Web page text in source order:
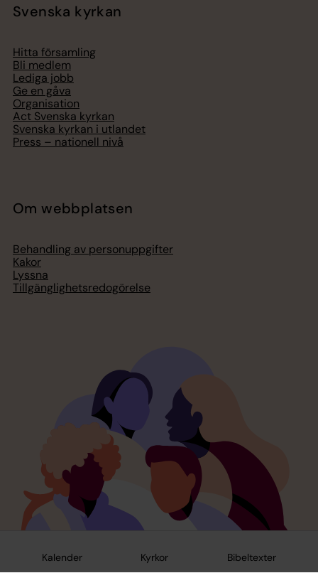
Kalender Kyrkor Bibeltexter
Svenska kyrkan
Hitta församling
Bli medlem
Lediga jobb
Ge en gåva
Organisation
Act Svenska kyrkan
Svenska kyrkan i utlandet
Press – nationell nivå
Om webbplatsen
Behandling av personuppgifter
Kakor
Lyssna
Tillgänglighetsredogörelse